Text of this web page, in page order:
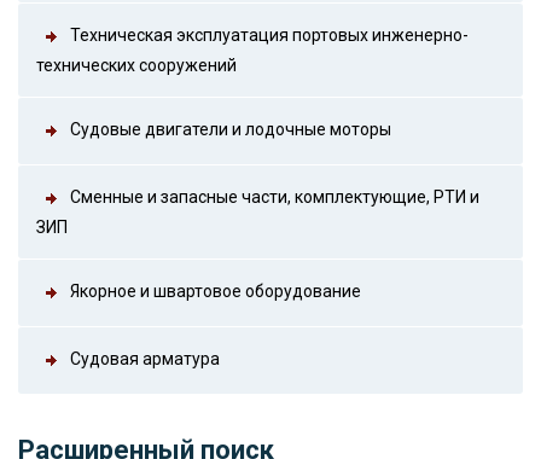
Техническая эксплуатация портовых инженерно-
технических сооружений
Судовые двигатели и лодочные моторы
Сменные и запасные части, комплектующие, РТИ и
ЗИП
Якорное и швартовое оборудование
Судовая арматура
Расширенный поиск